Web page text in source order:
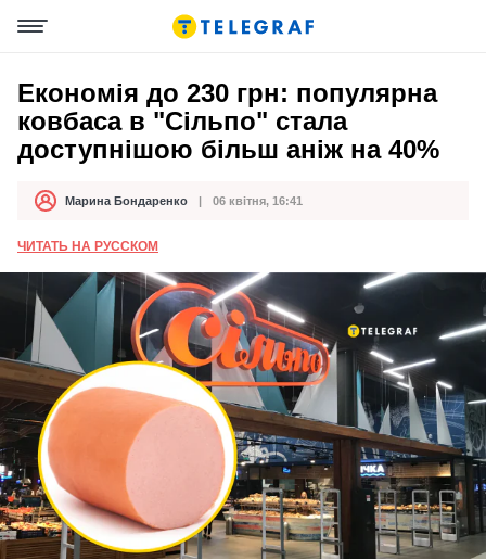
Економія до 230 грн: популярна
ковбаса в "Сільпо" стала
доступнішою більш аніж на 40%
АвторМарина Бондаренко
Дата публікації 06 квітня, 16:41
ЧИТАТЬ НА РУССКОМ